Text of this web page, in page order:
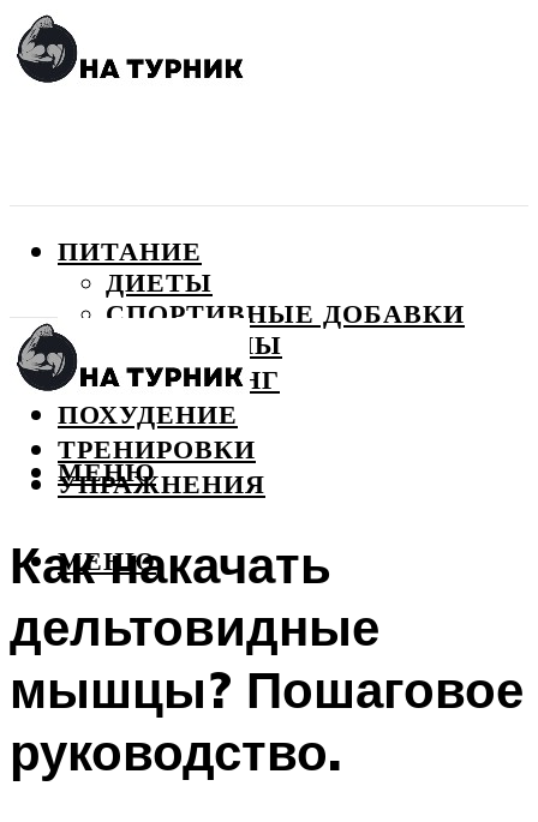
ПИТАНИЕ
ДИЕТЫ
СПОРТИВНЫЕ ДОБАВКИ
ВИТАМИНЫ
БОДИБИЛДИНГ
ПОХУДЕНИЕ
ТРЕНИРОВКИ
УПРАЖНЕНИЯ
МЕНЮ
МЕНЮ
Как накачать
дельтовидные
мышцы? Пошаговое
руководство.